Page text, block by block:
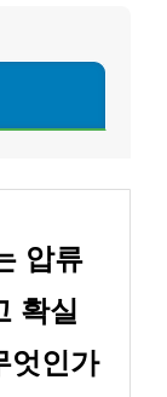
압류
확실
엇인가